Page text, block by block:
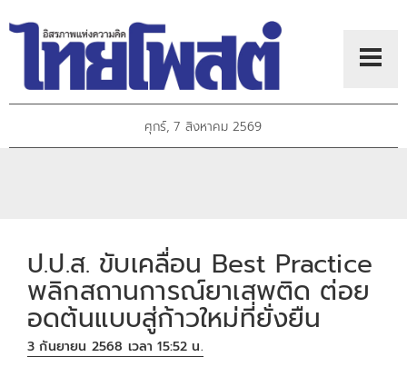
ศุกร์, 7 สิงหาคม 2569
ป.ป.ส. ขับเคลื่อน Best Practice
พลิกสถานการณ์ยาเสพติด ต่อย
อดต้นแบบสู่ก้าวใหม่ที่ยั่งยืน
3 กันยายน 2568 เวลา 15:52 น.